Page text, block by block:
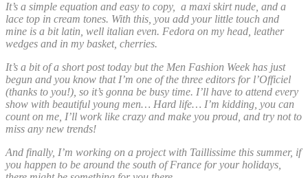
It’s a simple equation and easy to copy, a maxi skirt nude, and a
lace top in cream tones. With this, you add your little touch and
mine is a bit latin, well italian even. Fedora on my head, leather
wedges and in my basket, cherries.
It’s a bit of a short post today but the Men Fashion Week has just
begun and you know that I’m one of the three editors for l’Officiel
(thanks to you!), so it’s gonna be busy time. I’ll have to attend every
show with beautiful young men… Hard life… I’m kidding, you can
count on me, I’ll work like crazy and make you proud, and try not to
miss any new trends!
And finally, I’m working on a project with Taillissime this summer, if
you happen to be around the south of France for your holidays,